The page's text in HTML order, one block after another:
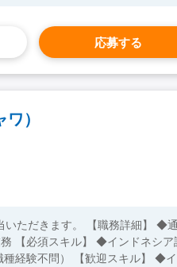
応募する
）
いただきます。 【職務詳細】 ◆
語
経験不問） 【歓迎スキル】 ◆イ